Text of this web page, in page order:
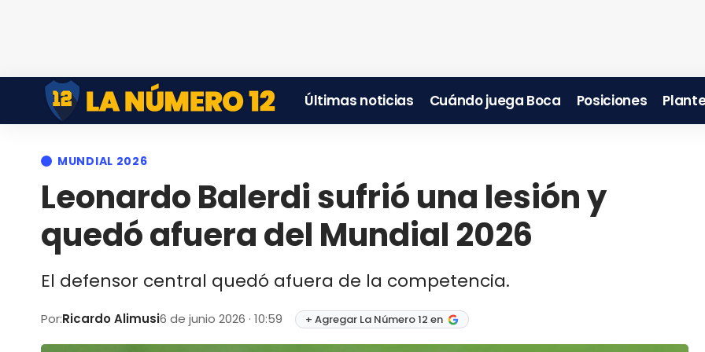
Últimas noticias Cuándo juega Boca Posiciones
MUNDIAL 2026
Leonardo Balerdi sufrió una lesión y
quedó afuera del Mundial 2026
El defensor central quedó afuera de la competencia.
Por:Ricardo Alimusi6 de junio 2026 · 10:59 + Agregar La Número 12 en